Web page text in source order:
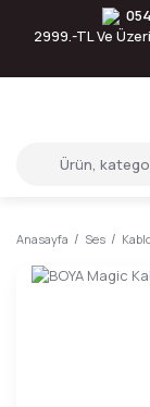
2999.-TL Ve
Anasayfa Ses